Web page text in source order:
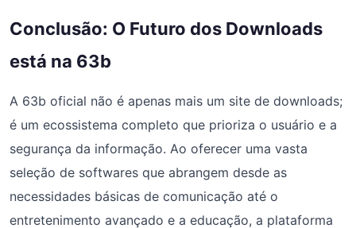
Conclusão: O Futuro dos Downloads
está na 63b
A 63b oficial não é apenas mais um site de downloads;
é um ecossistema completo que prioriza o usuário e a
segurança da informação. Ao oferecer uma vasta
seleção de softwares que abrangem desde as
necessidades básicas de comunicação até o
entretenimento avançado e a educação, a plataforma